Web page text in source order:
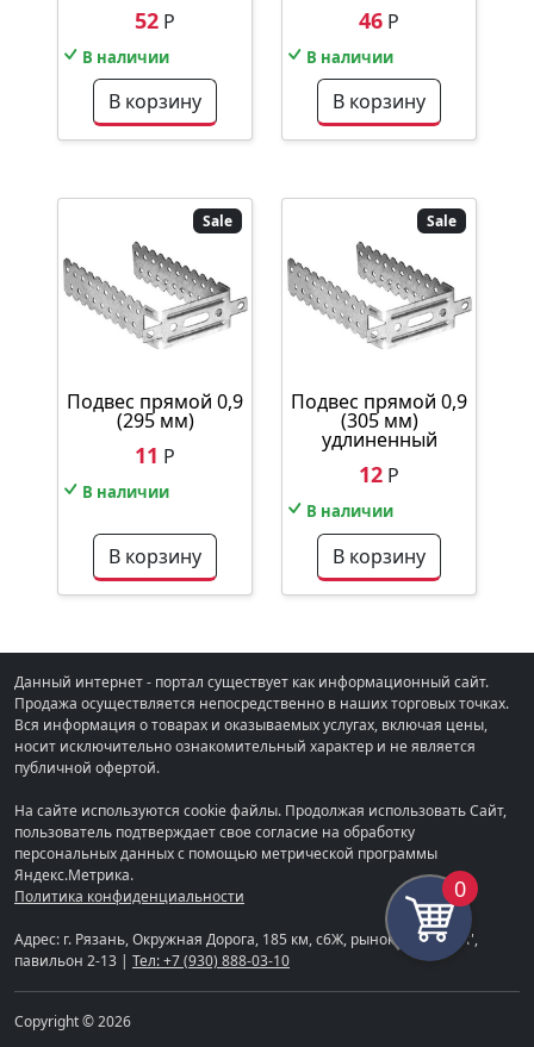
52 Р
В наличии
В корзину
46 Р
В наличии
В корзину
Sale
Подвес прямой 0,9
(295 мм)
11 Р
В наличии
В корзину
Sale
Подвес прямой 0,9
(305 мм)
удлиненный
12 Р
В наличии
В корзину
Данный интернет - портал существует как информационный сайт.
Продажа осуществляется непосредственно в наших торговых точках.
Вся информация о товарах и оказываемых услугах, включая цены,
носит исключительно ознакомительный характер и не является
публичной офертой.
На сайте используются cookie файлы. Продолжая использовать Сайт,
пользователь подтверждает свое согласие на обработку
персональных данных с помощью метрической программы
Яндекс.Метрика.
Политика конфиденциальности
Адрес: г. Рязань, Окружная Дорога, 185 км, с6Ж, рынок "СТРОЙКА",
павильон 2-13 | Тел: +7 (930) 888-03-10
Copyright © 2026
0